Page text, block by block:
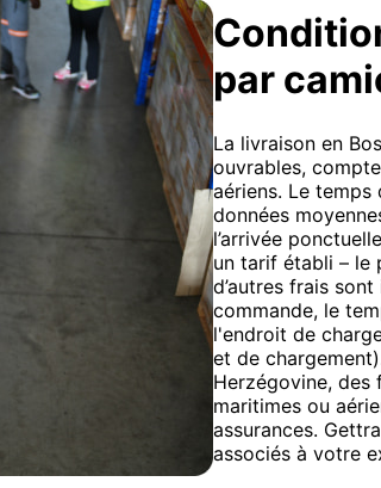
par
La livraison en
ouvrables,
aériens. Le
données
l’arrivée
un tarif établi – le
d’autres frais
commande, le
l'endroit de
et de
Herzégovine, des
maritimes ou
assurances.
associés à votre